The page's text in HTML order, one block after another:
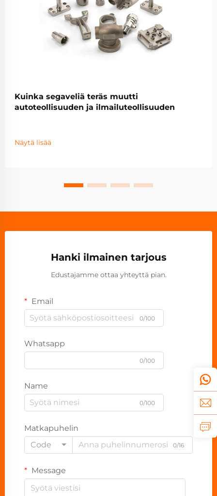
Kuinka segaveliä teräs muutti
autoteollisuuden ja ilmailuteollisuuden
Näytä lisää
Hanki ilmainen tarjous
Edustajamme ottaa yhteyttä pian.
Email
0/100
Whatsapp
0/100
Name
0/100
Matkapuhelin
Code
0/16
Message